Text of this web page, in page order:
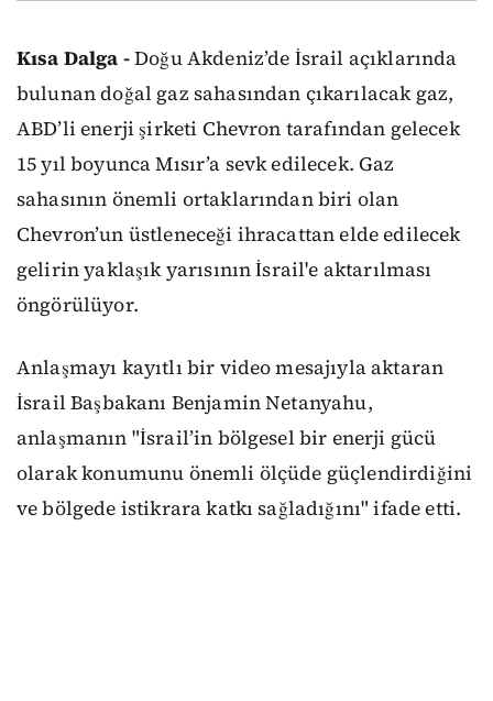
Kısa Dalga -Doğu Akdeniz’de İsrail açıklarında
bulunan doğal gaz sahasından çıkarılacak gaz,
ABD’li enerji şirketi Chevron tarafından gelecek
15 yıl boyunca Mısır’a sevk edilecek. Gaz
sahasının önemli ortaklarından biri olan
Chevron’un üstleneceği ihracattan elde edilecek
gelirin yaklaşık yarısının İsrail'e aktarılması
öngörülüyor.
Anlaşmayı kayıtlı bir video mesajıyla aktaran
İsrail Başbakanı Benjamin Netanyahu,
anlaşmanın "İsrail’in bölgesel bir enerji gücü
olarak konumunu önemli ölçüde güçlendirdiğini
ve bölgede istikrara katkı sağladığını" ifade etti.